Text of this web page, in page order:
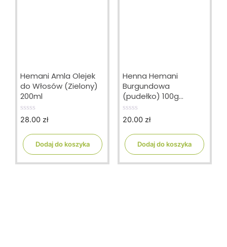
Hemani Amla Olejek
do Włosów (Zielony)
200ml
0
o
5
28.00 zł
Dodaj do koszyka
Henna Hemani
Burgundowa
(pudełko) 100g
NATURALNA
0
o
5
20.00 zł
Dodaj do koszyka